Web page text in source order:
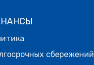
сбережений